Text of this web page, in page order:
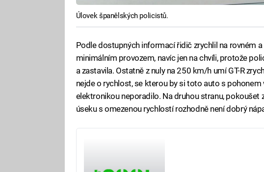
Úlovek španělských policistů.
Podle dostupných informací řidič zrychlil na rovném
minimálním provozem, navíc jen na chvíli, protože
a zastavila. Ostatně z nuly na 250 km/h umí GT-R
nejde o rychlost, se kterou by si toto auto s
elektronikou neporadilo. Na druhou stranu, pokoušet
úseku s omezenou rychlostí rozhodně není dobrý